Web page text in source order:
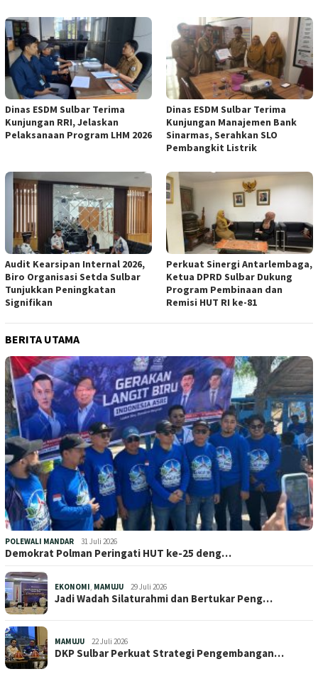
Dinas ESDM Sulbar Terima
Kunjungan RRI, Jelaskan
Pelaksanaan Program LHM 2026
Dinas ESDM Sulbar Terima
Kunjungan Manajemen Bank
Sinarmas, Serahkan SLO
Pembangkit Listrik
Audit Kearsipan Internal 2026,
Biro Organisasi Setda Sulbar
Tunjukkan Peningkatan
Signifikan
Perkuat Sinergi Antarlembaga,
Ketua DPRD Sulbar Dukung
Program Pembinaan dan
Remisi HUT RI ke-81
BERITA UTAMA
POLEWALI MANDAR 31 Juli 2026
Demokrat Polman Peringati HUT ke-25 deng…
EKONOMI MAMUJU 29 Juli 2026
Jadi Wadah Silaturahmi dan Bertukar Peng…
MAMUJU 22 Juli 2026
DKP Sulbar Perkuat Strategi Pengembangan…